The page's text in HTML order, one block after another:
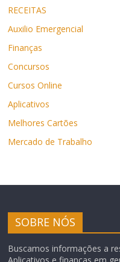
RECEITAS
Auxilio Emergencial
Finanças
Concursos
Cursos Online
Aplicativos
Melhores Cartões
Mercado de Trabalho
SOBRE NÓS
Buscamos informações a